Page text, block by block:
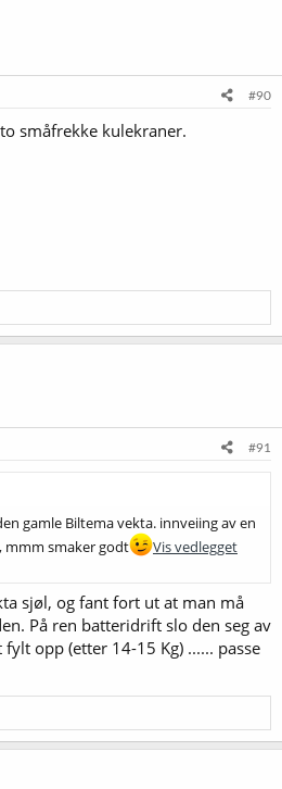
#90
småfrekke kulekraner.
#91
gamle Biltema vekta. innveiing av en
mmm smaker godt
Vis vedlegget
sjøl, og fant fort ut at man må
På ren batteridrift slo den seg av
opp (etter 14-15 Kg) ...... passe